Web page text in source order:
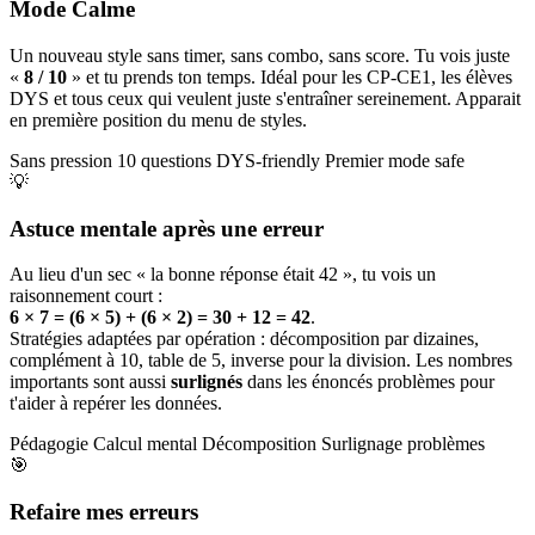
Mode Calme
Un nouveau style sans timer, sans combo, sans score. Tu vois juste
« 8 / 10 » et tu prends ton temps. Idéal pour les CP-CE1, les élèves
DYS et tous ceux qui veulent juste s'entraîner sereinement. Apparait
en première position du menu de styles.
Sans pression 10 questions DYS-friendly Premier mode safe
💡
Astuce mentale après une erreur
Au lieu d'un sec « la bonne réponse était 42 », tu vois un
raisonnement court :
6 × 7 = (6 × 5) + (6 × 2) = 30 + 12 = 42.
Stratégies adaptées par opération : décomposition par dizaines,
complément à 10, table de 5, inverse pour la division. Les nombres
importants sont aussi surlignés dans les énoncés problèmes pour
t'aider à repérer les données.
Pédagogie Calcul mental Décomposition Surlignage problèmes
🎯
Refaire mes erreurs